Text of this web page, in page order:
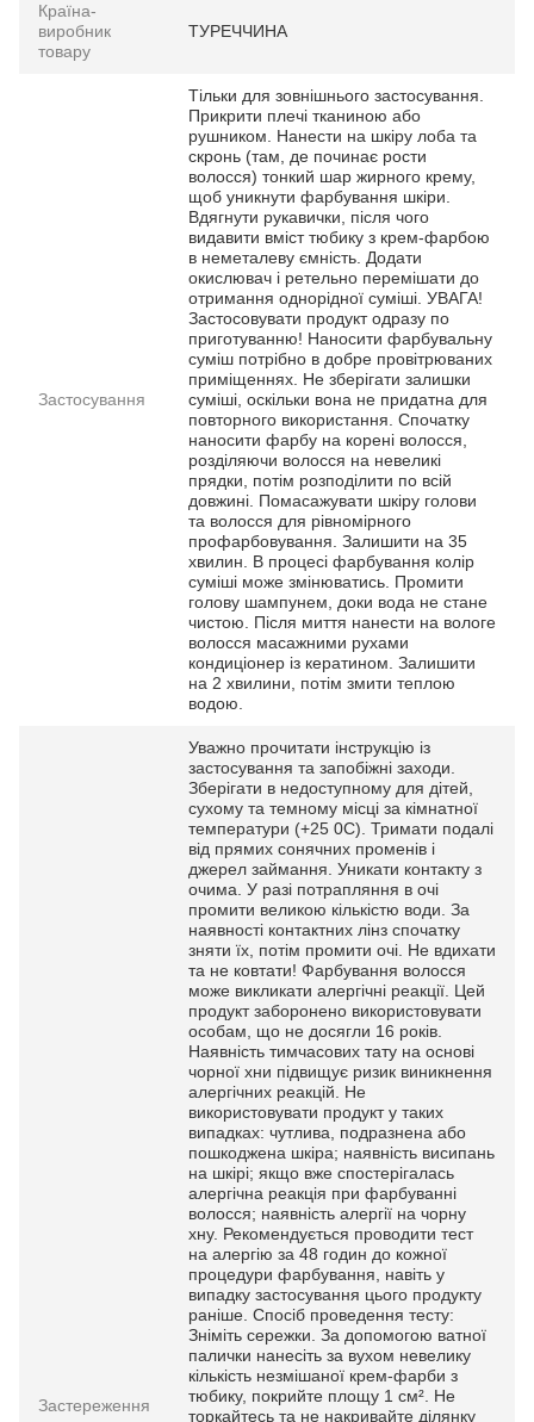
Країна-
виробник
товару
ТУРЕЧЧИНА
Застосування
Тільки для зовнішнього застосування.
Прикрити плечі тканиною або
рушником. Нанести на шкіру лоба та
скронь (там, де починає рости
волосся) тонкий шар жирного крему,
щоб уникнути фарбування шкіри.
Вдягнути рукавички, після чого
видавити вміст тюбику з крем-фарбою
в неметалеву ємність. Додати
окислювач і ретельно перемішати до
отримання однорідної суміші. УВАГА!
Застосовувати продукт одразу по
приготуванню! Наносити фарбувальну
суміш потрібно в добре провітрюваних
приміщеннях. Не зберігати залишки
суміші, оскільки вона не придатна для
повторного використання. Спочатку
наносити фарбу на корені волосся,
розділяючи волосся на невеликі
прядки, потім розподілити по всій
довжині. Помасажувати шкіру голови
та волосся для рівномірного
профарбовування. Залишити на 35
хвилин. В процесі фарбування колір
суміші може змінюватись. Промити
голову шампунем, доки вода не стане
чистою. Після миття нанести на вологе
волосся масажними рухами
кондиціонер із кератином. Залишити
на 2 хвилини, потім змити теплою
водою.
Застереження
Уважно прочитати інструкцію із
застосування та запобіжні заходи.
Зберігати в недоступному для дітей,
сухому та темному місці за кімнатної
температури (+25 0С). Тримати подалі
від прямих сонячних променів і
джерел займання. Уникати контакту з
очима. У разі потрапляння в очі
промити великою кількістю води. За
наявності контактних лінз спочатку
зняти їх, потім промити очі. Не вдихати
та не ковтати! Фарбування волосся
може викликати алергічні реакції. Цей
продукт заборонено використовувати
особам, що не досягли 16 років.
Наявність тимчасових тату на основі
чорної хни підвищує ризик виникнення
алергічних реакцій. Не
використовувати продукт у таких
випадках: чутлива, подразнена або
пошкоджена шкіра; наявність висипань
на шкірі; якщо вже спостерігалась
алергічна реакція при фарбуванні
волосся; наявність алергії на чорну
хну. Рекомендується проводити тест
на алергію за 48 годин до кожної
процедури фарбування, навіть у
випадку застосування цього продукту
раніше. Спосіб проведення тесту:
Зніміть сережки. За допомогою ватної
палички нанесіть за вухом невелику
кількість незмішаної крем-фарби з
тюбику, покрийте площу 1 см². Не
торкайтесь та не накривайте ділянку